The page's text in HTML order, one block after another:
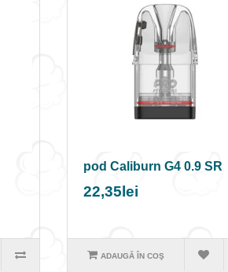
pod Caliburn G4 0.9 SR
22,35lei
ADAUGĂ ÎN COŞ